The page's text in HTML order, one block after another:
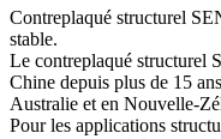
Contreplaqué structurel
stable.
Le contreplaqué structurel
Chine depuis plus de 15
Australie et en Nouvelle-
Pour les applications